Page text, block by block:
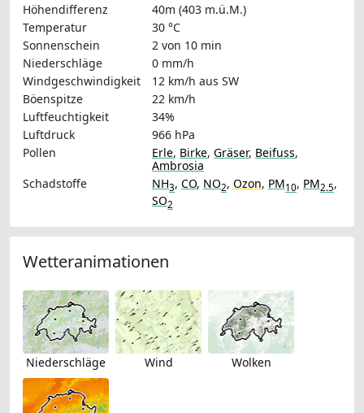
Höhendifferenz
40m (403 m.ü.M.)
Temperatur
30 °C
Sonnenschein
2 von 10 min
Niederschläge
0 mm/h
Windgeschwindigkeit
12 km/h aus SW
Böenspitze
22 km/h
Luftfeuchtigkeit
34%
Luftdruck
966 hPa
Pollen
Erle, Birke, Gräser, Beifuss,
Ambrosia
Schadstoffe
NH3, CO, NO2, Ozon, PM10, PM2.5,
SO2
Wetteranimationen
Niederschläge Wind Wolken